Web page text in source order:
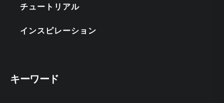
チュートリアル
インスピレーション
キーワード